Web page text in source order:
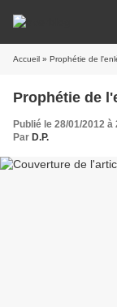
Accueil » Prophétie de
Prophétie de
Publié le 28/01/2012 à
Par D.P.